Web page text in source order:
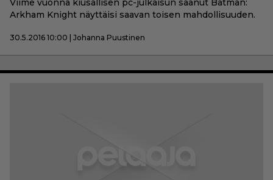
Viime vuonna kiusallisen pc-julkaisun saanut Batman:
Arkham Knight näyttäisi saavan toisen mahdollisuuden.
30.5.2016 10:00 | Johanna Puustinen